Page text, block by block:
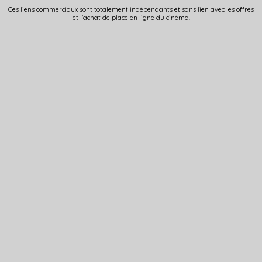
Ces liens commerciaux sont totalement indépendants et sans lien avec les offres
et l'achat de place en ligne du cinéma.